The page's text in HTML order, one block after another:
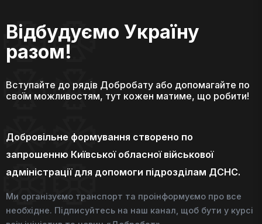
Відбудуємо Україну
разом!
Вступайте до рядів Добробату або допомагайте по
своїм можливостям, тут кожен матиме, що робити!
Добровільне формування створено по
запрошенню Київської обласної військової
адміністрації для допомоги підрозділам ДСНС.
Ми організуємо транспорт та проінформуємо про все
необхідне. Підписуйтесь на наш канал, щоб бути у курсі